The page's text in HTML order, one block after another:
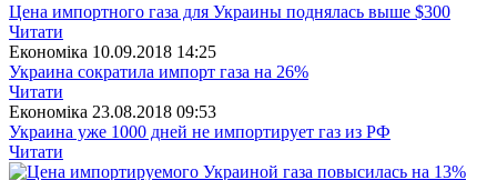
Цена импортного газа для Украины поднялась выше $300
Читати
Економіка 10.09.2018 14:25
Украина сократила импорт газа на 26%
Читати
Економіка 23.08.2018 09:53
Украина уже 1000 дней не импортирует газ из РФ
Читати